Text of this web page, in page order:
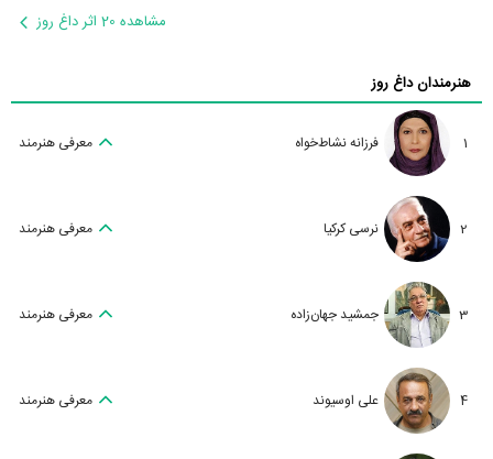
مشاهده 20 اثر داغ روز
هنرمندان داغ روز
1 فرزانه نشاط‌خواه معرفی هنرمند
2 نرسی کرکیا معرفی هنرمند
3 جمشید جهان‌زاده معرفی هنرمند
4 علی اوسیوند معرفی هنرمند